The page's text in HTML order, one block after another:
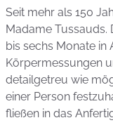
Seit mehr als 150
Madame Tussauds.
bis sechs Monate in
Körpermessungen
detailgetreu wie
einer Person
fließen in das